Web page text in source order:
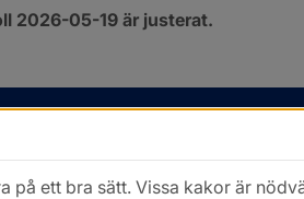
2026-05-19 är justerat.
kB, öppnas i nytt fönster.
ett bra sätt. Vissa kakor är